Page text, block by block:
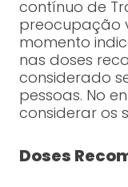
contínuo de
preocupação
momento
nas doses
considerado
pessoas. No
considerar os
Doses